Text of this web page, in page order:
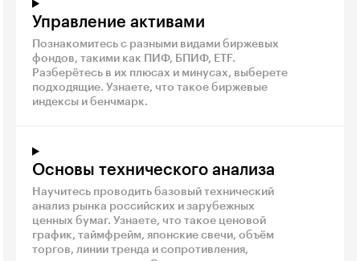
Управление активами
Познакомитесь с разными видами биржевых
фондов, такими как ПИФ, БПИФ, ETF.
Разберётесь в их плюсах и минусах, выберете
подходящие. Узнаете, что такое биржевые
индексы и бенчмарк.
Основы технического анализа
Научитесь проводить базовый технический
анализ рынка российских и зарубежных
ценных бумаг. Узнаете, что такое ценовой
график, таймфрейм, японские свечи, объём
торгов, линии тренда и сопротивления,